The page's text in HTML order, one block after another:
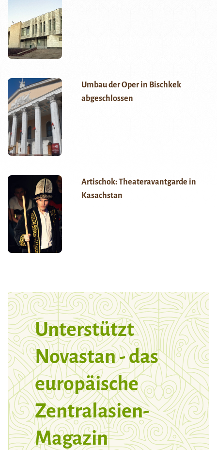
Umbau der Oper in Bischkek
abgeschlossen
Artischok: Theateravantgarde in
Kasachstan
Unterstützt
Novastan - das
europäische
Zentralasien-
Magazin